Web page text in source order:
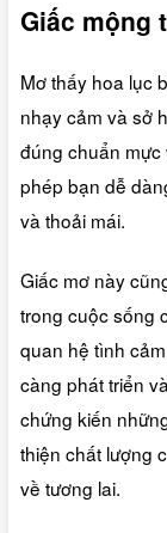
Giấc mộng
Mơ thấy hoa lục
nhạy cảm và sở
đúng chuẩn
phép bạn dễ
và thoải mái.
Giấc mơ này
trong cuộc sống
quan hệ tình
càng phát triển
chứng kiến
thiện chất lượng
về tương lai.